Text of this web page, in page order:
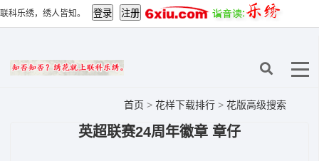
联科乐绣，绣人皆知。
首页 > 花样下载排行 > 花版高级搜索
英超联赛24周年徽章 章仔